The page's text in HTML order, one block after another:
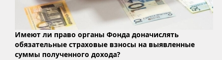
Имеют ли право органы Фонда доначислять
обязательные страховые взносы на выявленные
суммы полученного дохода?